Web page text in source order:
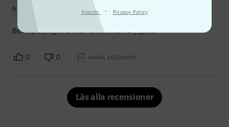
Finstilt · Privacy Policy
Been playing live with it, sounds very good
hantverkskvalitet
0 0 ANMÄL RECENSION
Läs alla recensioner